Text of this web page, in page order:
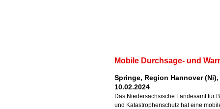
Mobile Durchsage- und
Springe, Region Hannover (Ni),
10.02.2024
Das Niedersächsische Landesamt für
und Katastrophenschutz hat eine